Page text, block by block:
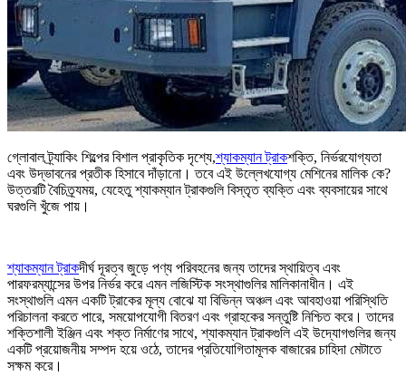
গ্লোবাল ট্র্যাকিং শিল্পের বিশাল প্রাকৃতিক দৃশ্যে,শ্যাকম্যান ট্রাকশক্তি, নির্ভরযোগ্যতা
এবং উদ্ভাবনের প্রতীক হিসাবে দাঁড়ানো। তবে এই উল্লেখযোগ্য মেশিনের মালিক কে?
উত্তরটি বৈচিত্র্যময়, যেহেতু শ্যাকম্যান ট্রাকগুলি বিস্তৃত ব্যক্তি এবং ব্যবসায়ের সাথে
ঘরগুলি খুঁজে পায়।
শ্যাকম্যান ট্রাকদীর্ঘ দূরত্ব জুড়ে পণ্য পরিবহনের জন্য তাদের স্থায়িত্ব এবং
পারফরম্যান্সের উপর নির্ভর করে এমন লজিস্টিক সংস্থাগুলির মালিকানাধীন। এই
সংস্থাগুলি এমন একটি ট্রাকের মূল্য বোঝে যা বিভিন্ন অঞ্চল এবং আবহাওয়া পরিস্থিতি
পরিচালনা করতে পারে, সময়োপযোগী বিতরণ এবং গ্রাহকের সন্তুষ্টি নিশ্চিত করে। তাদের
শক্তিশালী ইঞ্জিন এবং শক্ত নির্মাণের সাথে, শ্যাকম্যান ট্রাকগুলি এই উদ্যোগগুলির জন্য
একটি প্রয়োজনীয় সম্পদ হয়ে ওঠে, তাদের প্রতিযোগিতামূলক বাজারের চাহিদা মেটাতে
সক্ষম করে।